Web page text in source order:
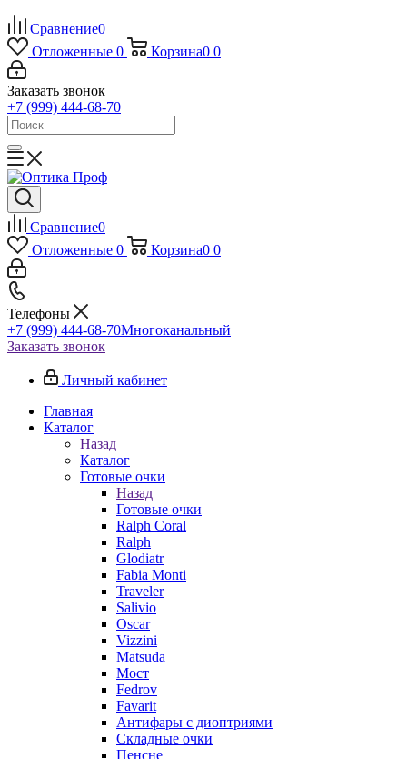
Сравнение0
Отложенные 0 Корзина0 0
Заказать звонок
+7 (999) 444-68-70
Сравнение0
Отложенные 0 Корзина0 0
Телефоны
+7 (999) 444-68-70Многоканальный
Заказать звонок
Личный кабинет
Главная
Каталог
Назад
Каталог
Готовые очки
Назад
Готовые очки
Ralph Coral
Ralph
Glodiatr
Fabia Monti
Traveler
Salivio
Oscar
Vizzini
Matsuda
Мост
Fedrov
Favarit
Антифары с диоптриями
Складные очки
Пенсне